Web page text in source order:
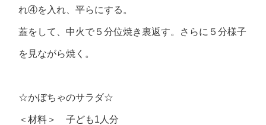
れ④を入れ、平らにする。
蓋をして、中火で５分位焼き裏返す。さらに５分様子
を見ながら焼く。
☆かぼちゃのサラダ☆
＜材料＞ 子ども1人分